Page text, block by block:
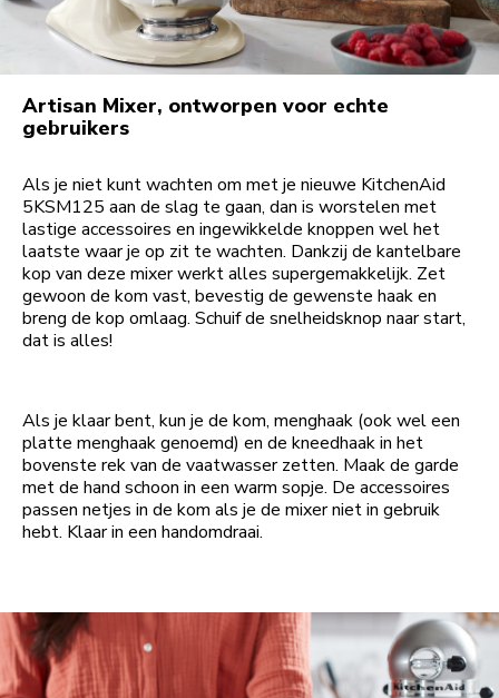
Artisan Mixer, ontworpen voor echte
gebruikers
Als je niet kunt wachten om met je nieuwe KitchenAid
5KSM125 aan de slag te gaan, dan is worstelen met
lastige accessoires en ingewikkelde knoppen wel het
laatste waar je op zit te wachten. Dankzij de kantelbare
kop van deze mixer werkt alles supergemakkelijk. Zet
gewoon de kom vast, bevestig de gewenste haak en
breng de kop omlaag. Schuif de snelheidsknop naar start,
dat is alles!
Als je klaar bent, kun je de kom, menghaak (ook wel een
platte menghaak genoemd) en de kneedhaak in het
bovenste rek van de vaatwasser zetten. Maak de garde
met de hand schoon in een warm sopje. De accessoires
passen netjes in de kom als je de mixer niet in gebruik
hebt. Klaar in een handomdraai.